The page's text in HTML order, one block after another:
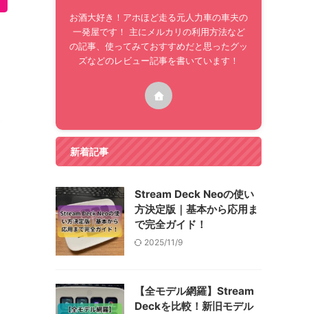
お酒大好き！アホほど走る元人力車の車夫の
一発屋です！ 主にメルカリの利用方法など
の記事、使ってみておすすめだと思ったグッ
ズなどのレビュー記事を書いています！
新着記事
Stream Deck Neoの使い
方決定版｜基本から応用ま
で完全ガイド！
2025/11/9
【全モデル網羅】Stream
Deckを比較！新旧モデル